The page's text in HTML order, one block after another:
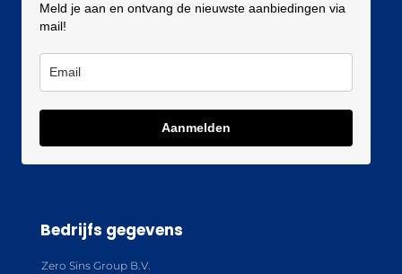
Meld je aan en ontvang de nieuwste aanbiedingen via
mail!
Aanmelden
Bedrijfs gegevens
Zero Sins Group B.V.